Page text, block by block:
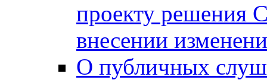
проекту решения
внесении
О публичных